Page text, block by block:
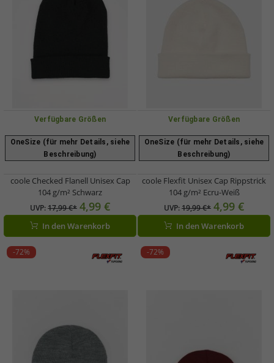
Verfügbare Größen
OneSize (für mehr Details, siehe
Beschreibung)
coole Checked Flanell Unisex Cap
104 g/m² Schwarz
UVP:17,99 €* 4,99 €
In den Warenkorb
Verfügbare Größen
OneSize (für mehr Details, siehe
Beschreibung)
coole Flexfit Unisex Cap Rippstrick
104 g/m² Ecru-Weiß
UVP:19,99 €* 4,99 €
In den Warenkorb
-72% -72%